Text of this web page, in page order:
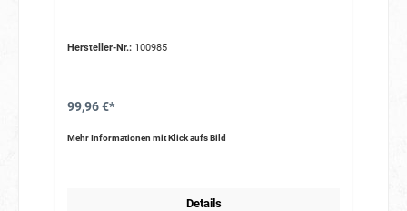
Hersteller-Nr.:100985
99,96 €*
Mehr Informationen mit Klick aufs Bild
Details